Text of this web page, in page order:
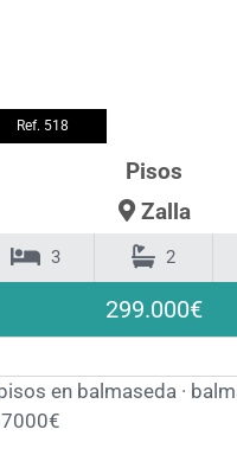
Ref. 518
Pisos
Zalla
3 2
299.000€